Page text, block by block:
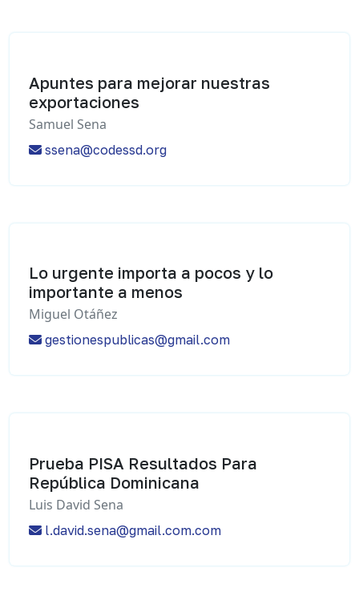
Apuntes para mejorar nuestras
exportaciones
Samuel Sena
ssena@codessd.org
Lo urgente importa a pocos y lo
importante a menos
Miguel Otáñez
gestionespublicas@gmail.com
Prueba PISA Resultados Para
República Dominicana
Luis David Sena
l.david.sena@gmail.com.com